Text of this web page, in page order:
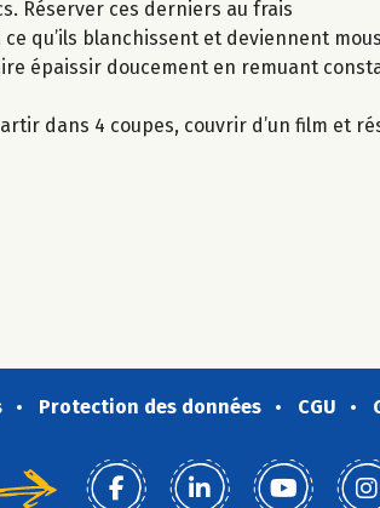
Réserver ces derniers au frais
qu’ils blanchissent et deviennent
épaissir doucement en remuant
dans 4 coupes, couvrir d’un film et
Protection des données CGU